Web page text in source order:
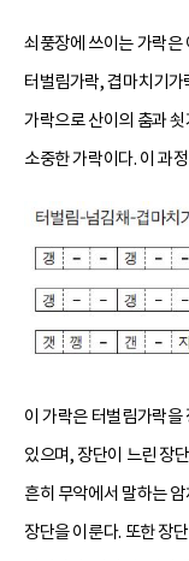
쇠풍장에 쓰이는 가락은
터벌림가락, 겹마치기
가락으로 산이의 춤과
소중한 가락이다. 이 과
이 가락은 터벌림가락을
있으며, 장단이 느린 장
흔히 무악에서 말하는
장단을 이룬다. 또한 장